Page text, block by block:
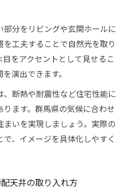
分をリビングや玄関ホールに
工夫することで自然光を取り
をアクセントとして見せるこ
演出できます。
断熱や耐震性など住宅性能に
ます。群馬県の気候に合わせ
まいを実現しましょう。実際の
、イメージを具体化しやすく
天井の取り入れ方